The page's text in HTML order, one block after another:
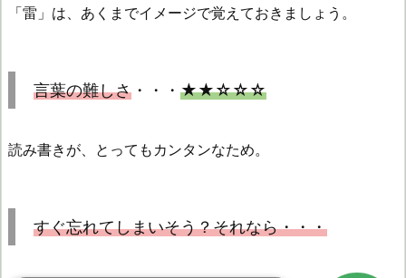
「雷」は、あくまでイメージで覚えておきましょう。
言葉の難しさ ・・・ ★★☆☆☆
読み書きが、とってもカンタンなため。
すぐ忘れてしまいそう？それなら・・・